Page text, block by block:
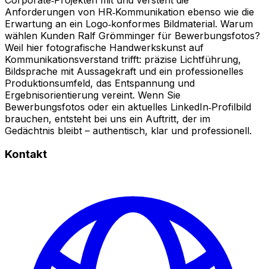
Anforderungen von HR‑Kommunikation ebenso wie die
Erwartung an ein Logo‑konformes Bildmaterial. Warum
wählen Kunden Ralf Grömminger für Bewerbungsfotos?
Weil hier fotografische Handwerkskunst auf
Kommunikationsverstand trifft: präzise Lichtführung,
Bildsprache mit Aussagekraft und ein professionelles
Produktionsumfeld, das Entspannung und
Ergebnisorientierung vereint. Wenn Sie
Bewerbungsfotos oder ein aktuelles LinkedIn‑Profilbild
brauchen, entsteht bei uns ein Auftritt, der im
Gedächtnis bleibt – authentisch, klar und professionell.
Kontakt